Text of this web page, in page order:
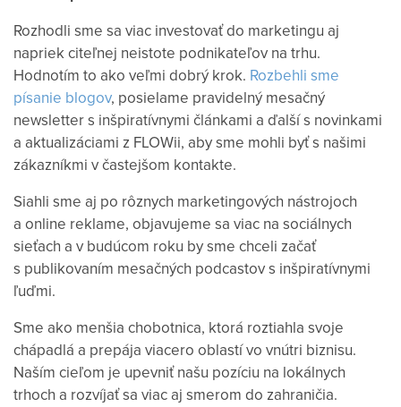
Rozhodli sme sa viac investovať do marketingu aj
napriek citeľnej neistote podnikateľov na trhu.
Hodnotím to ako veľmi dobrý krok. Rozbehli sme
písanie blogov, posielame pravidelný mesačný
newsletter s inšpiratívnymi článkami a ďalší s novinkami
a aktualizáciami z FLOWii, aby sme mohli byť s našimi
zákazníkmi v častejšom kontakte.
Siahli sme aj po rôznych marketingových nástrojoch
a online reklame, objavujeme sa viac na sociálnych
sieťach a v budúcom roku by sme chceli začať
s publikovaním mesačných podcastov s inšpiratívnymi
ľuďmi.
Sme ako menšia chobotnica, ktorá roztiahla svoje
chápadlá a prepája viacero oblastí vo vnútri biznisu.
Naším cieľom je upevniť našu pozíciu na lokálnych
trhoch a rozvíjať sa viac aj smerom do zahraničia.